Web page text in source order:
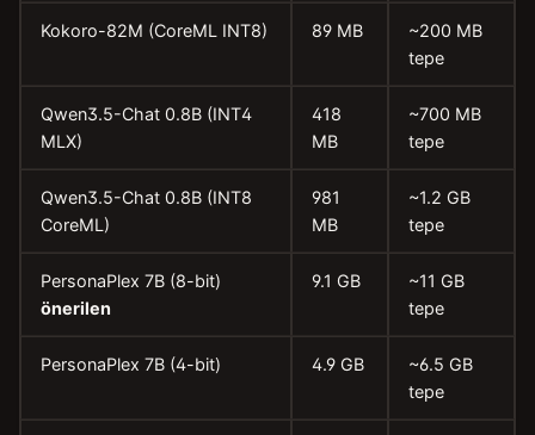
Kokoro-82M (CoreML INT8) 89 MB
~200 MB
tepe
Qwen3.5-Chat 0.8B (INT4
MLX)
418
MB
~700 MB
tepe
Qwen3.5-Chat 0.8B (INT8
CoreML)
981
MB
~1.2 GB
tepe
PersonaPlex 7B (8-bit)
önerilen
9.1 GB
~11 GB
tepe
PersonaPlex 7B (4-bit) 4.9 GB
~6.5 GB
tepe